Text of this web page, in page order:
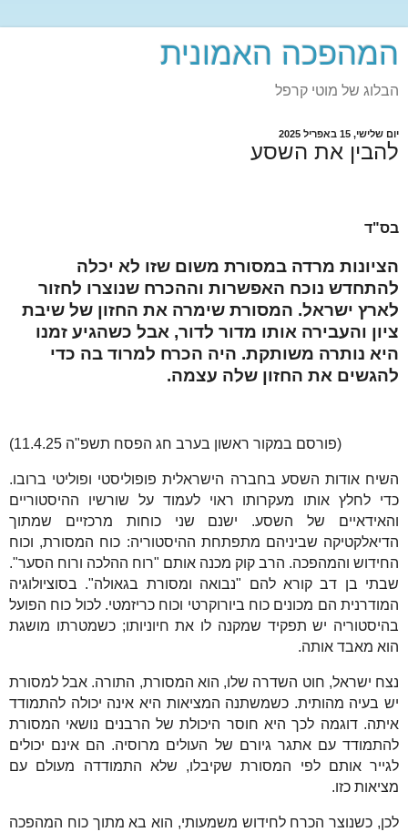
המהפכה האמונית
הבלוג של מוטי קרפל
יום שלישי, 15 באפריל 2025
להבין את השסע
בס"ד
הציונות מרדה במסורת משום שזו לא יכלה
להתחדש נוכח האפשרות וההכרח שנוצרו לחזור
לארץ ישראל. המסורת שימרה את החזון של שיבת
ציון והעבירה אותו מדור לדור, אבל כשהגיע זמנו
היא נותרה משותקת. היה הכרח למרוד בה כדי
להגשים את החזון שלה עצמה.
(פורסם במקור ראשון בערב חג הפסח תשפ"ה 11.4.25)
השיח אודות השסע בחברה הישראלית פופוליסטי ופוליטי ברובו.
כדי לחלץ אותו מעקרותו ראוי לעמוד על שורשיו ההיסטוריים
והאידאיים של השסע. ישנם שני כוחות מרכזיים שמתוך
הדיאלקטיקה שביניהם מתפתחת ההיסטוריה: כוח המסורת, וכוח
החידוש והמהפכה. הרב קוק מכנה אותם "רוח ההלכה ורוח הסער".
שבתי בן דב קורא להם "נבואה ומסורת בגאולה". בסוציולוגיה
המודרנית הם מכונים כוח ביורוקרטי וכוח כריזמטי. לכול כוח הפועל
בהיסטוריה יש תפקיד שמקנה לו את חיוניותו; כשמטרתו מושגת
הוא מאבד אותה.
נצח ישראל, חוט השדרה שלו, הוא המסורת, התורה. אבל למסורת
יש בעיה מהותית. כשמשתנה המציאות היא אינה יכולה להתמודד
איתה. דוגמה לכך היא חוסר היכולת של הרבנים נושאי המסורת
להתמודד עם אתגר גיורם של העולים מרוסיה. הם אינם יכולים
לגייר אותם לפי המסורת שקיבלו, שלא התמודדה מעולם עם
מציאות כזו.
לכן, כשנוצר הכרח לחידוש משמעותי, הוא בא מתוך כוח המהפכה